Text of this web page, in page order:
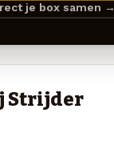
je box samen →
Strijder